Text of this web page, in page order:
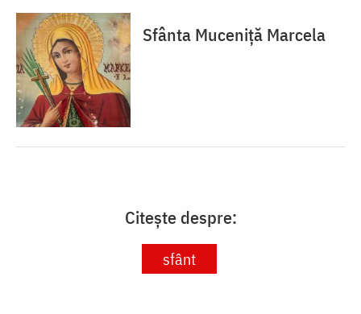
Sfânta Muceniță Marcela
Citește despre:
sfânt